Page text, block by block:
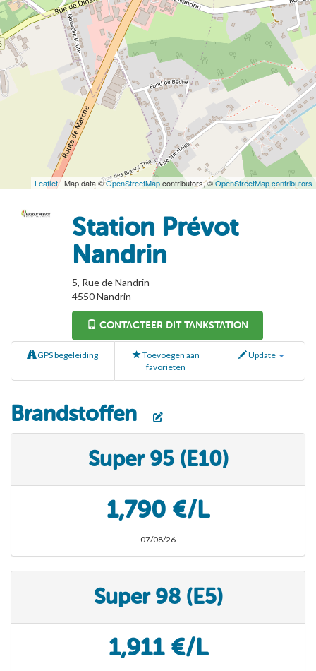
Leaflet| Map data ©OpenStreetMapcontributors, ©OpenStreetMap contributors
Station Prévot
Nandrin
5, Rue de Nandrin
4550Nandrin
CONTACTEER DIT TANKSTATION
GPS begeleiding
Toevoegen aan
favorieten
Update
Brandstoffen
Super 95 (E10)
1,790 €/L
07/08/26
Super 98 (E5)
1,911 €/L